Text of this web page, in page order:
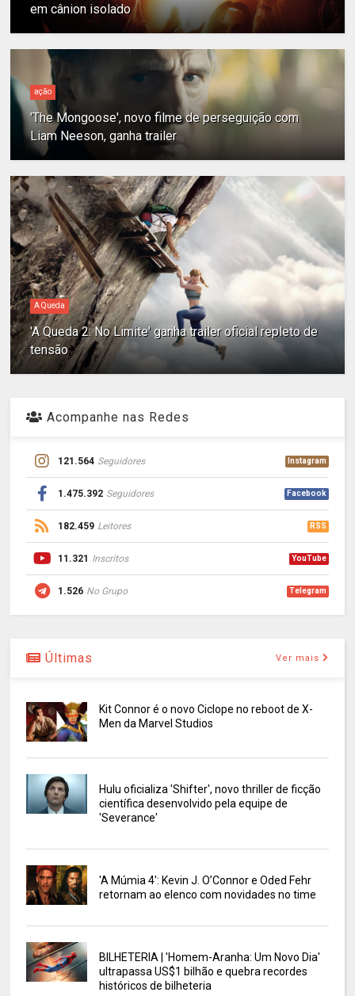
em cânion isolado
ação
'The Mongoose', novo filme de perseguição com
Liam Neeson, ganha trailer
A Queda
'A Queda 2: No Limite' ganha trailer oficial repleto de
tensão
Acompanhe nas Redes
121.564 Seguidores Instagram
1.475.392 Seguidores Facebook
182.459 Leitores RSS
11.321 Inscritos YouTube
1.526 No Grupo Telegram
Últimas Ver mais
Kit Connor é o novo Ciclope no reboot de X-
Men da Marvel Studios
Hulu oficializa 'Shifter', novo thriller de ficção
científica desenvolvido pela equipe de
'Severance'
'A Múmia 4': Kevin J. O’Connor e Oded Fehr
retornam ao elenco com novidades no time
BILHETERIA | 'Homem-Aranha: Um Novo Dia'
ultrapassa US$1 bilhão e quebra recordes
históricos de bilheteria